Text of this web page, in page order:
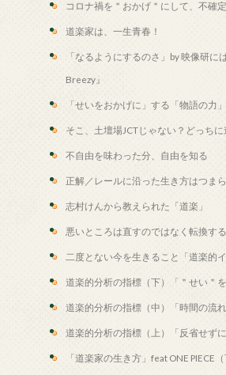
コロナ禍を＂おかげ＂にして、不確
道楽家は、一生青春！
「なるようにするのさ」by 映像研に
Breezy』
「せいをおかげに」する「物語の力
そこ、土壇場JCTじゃない？どっちに
不自由を味わった分、自由を知る
正解／レールに沿った生き方はつまら
志村けんから教えられた「道楽」
悪いところは直すのではなく転換する
二度とない今を生きること「道楽的イ
道楽的分析の指標（下）「＂せい＂
道楽的分析の指標（中）「時間の流
道楽的分析の指標（上）「反省せずに
「道楽家の生き方」feat ONE PIECE（